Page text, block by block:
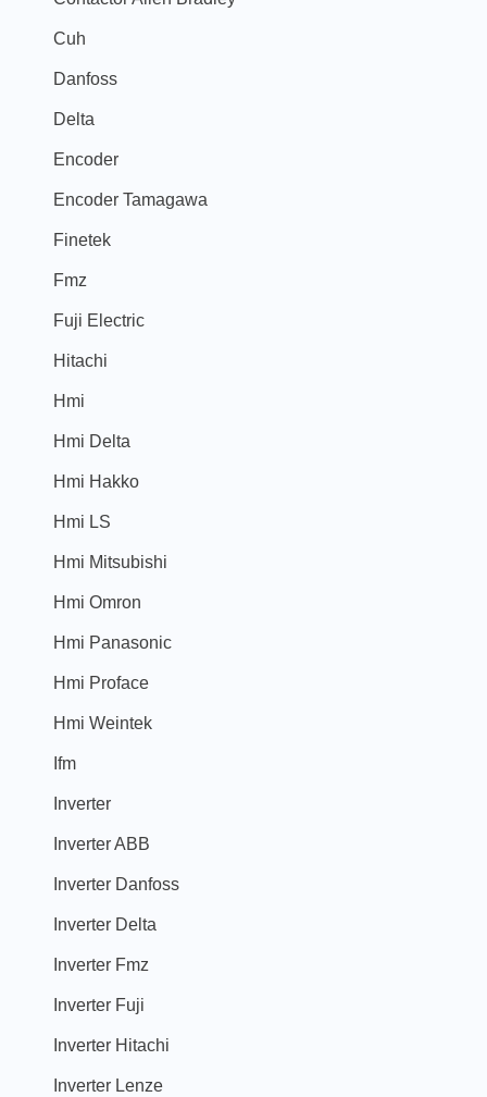
Cuh
Danfoss
Delta
Encoder
Encoder Tamagawa
Finetek
Fmz
Fuji Electric
Hitachi
Hmi
Hmi Delta
Hmi Hakko
Hmi LS
Hmi Mitsubishi
Hmi Omron
Hmi Panasonic
Hmi Proface
Hmi Weintek
Ifm
Inverter
Inverter ABB
Inverter Danfoss
Inverter Delta
Inverter Fmz
Inverter Fuji
Inverter Hitachi
Inverter Lenze